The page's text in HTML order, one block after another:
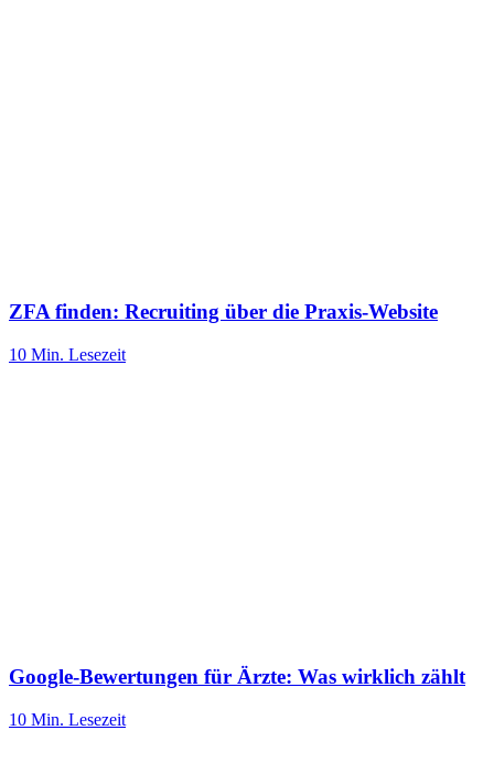
ZFA finden: Recruiting über die Praxis-Website
10 Min. Lesezeit
Google-Bewertungen für Ärzte: Was wirklich zählt
10 Min. Lesezeit